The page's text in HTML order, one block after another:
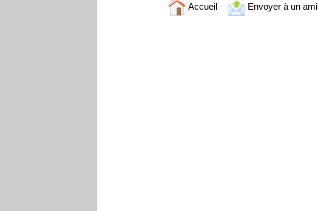
Accueil Envoyer à un ami